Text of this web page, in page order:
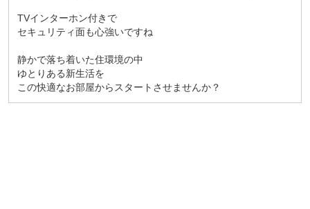
TVインターホン付きで
セキュリティ面も心強いですね
静かで落ち着いた住環境の中
ゆとりある新生活を
この快適なお部屋からスタートさせませんか？